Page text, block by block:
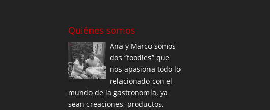
Quiénes somos
Ana y Marco somos
dos “foodies” que
nos apasiona todo lo
relacionado con el
mundo de la gastronomía, ya
sean creaciones, productos,